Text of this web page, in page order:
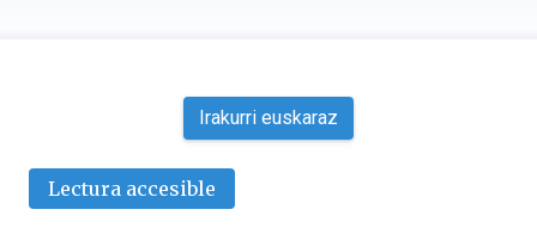
Irakurri euskaraz
Lectura accesible